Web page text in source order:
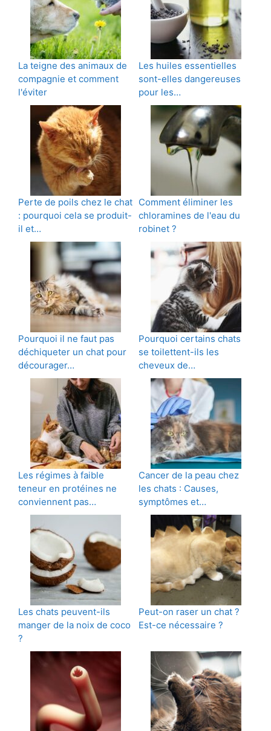
La teigne des animaux de
compagnie et comment
l'éviter
Les huiles essentielles
sont-elles dangereuses
pour les…
Perte de poils chez le chat
: pourquoi cela se produit-
il et…
Comment éliminer les
chloramines de l'eau du
robinet ?
Pourquoi il ne faut pas
déchiqueter un chat pour
décourager…
Pourquoi certains chats
se toilettent-ils les
cheveux de…
Les régimes à faible
teneur en protéines ne
conviennent pas…
Cancer de la peau chez
les chats : Causes,
symptômes et…
Les chats peuvent-ils
manger de la noix de coco
?
Peut-on raser un chat ?
Est-ce nécessaire ?